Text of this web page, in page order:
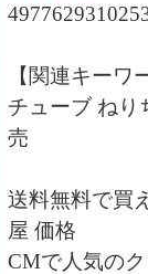
【関連キーワ
チューブ ねり
売
送料無料で買
屋 価格
CMで人気の